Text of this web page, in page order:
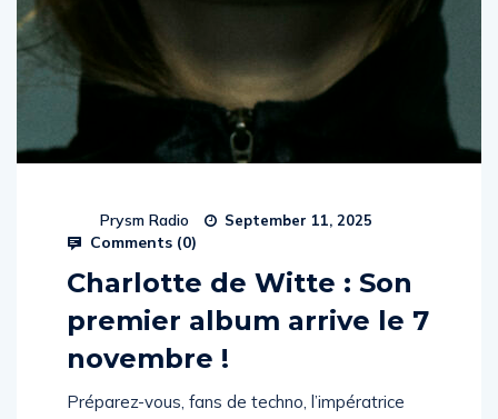
Prysm Radio September 11, 2025
Comments (0)
Charlotte de Witte : Son
premier album arrive le 7
novembre !
Préparez-vous, fans de techno, l’impératrice